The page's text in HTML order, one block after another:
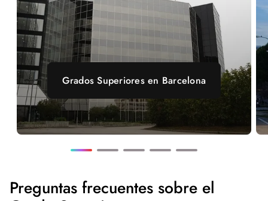
Grados Superiores en Barcelona
Preguntas frecuentes sobre el